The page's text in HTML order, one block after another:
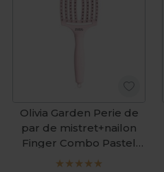
Olivia Garden Perie de
par de mistret+nailon
Finger Combo Pastel
Pink Large